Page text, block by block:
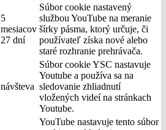
5
mesiacov
27 dní
Súbor cookie nastavený
službou YouTube na meranie
šírky pásma, ktorý určuje, či
používateľ získa nové alebo
staré rozhranie prehrávača.
návšteva
Súbor cookie YSC nastavuje
Youtube a používa sa na
sledovanie zhliadnutí
vložených videí na stránkach
Youtube.
YouTube nastavuje tento súbor